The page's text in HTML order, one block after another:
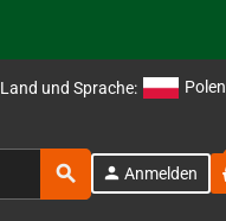
Land und Sprache: Polen
search person Anmelden